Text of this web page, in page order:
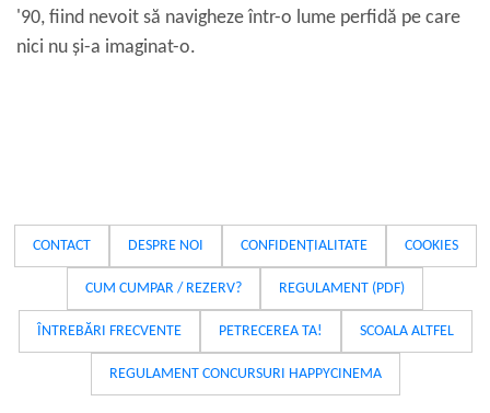
'90, fiind nevoit să navigheze într-o lume perfidă pe care
nici nu și-a imaginat-o.
CONTACT DESPRE NOI CONFIDENȚIALITATE COOKIES
CUM CUMPAR / REZERV? REGULAMENT (PDF)
ÎNTREBĂRI FRECVENTE PETRECEREA TA! SCOALA ALTFEL
REGULAMENT CONCURSURI HAPPYCINEMA